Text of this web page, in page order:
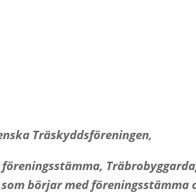
Träskyddsföreningen,
börjar med föreningsstämma